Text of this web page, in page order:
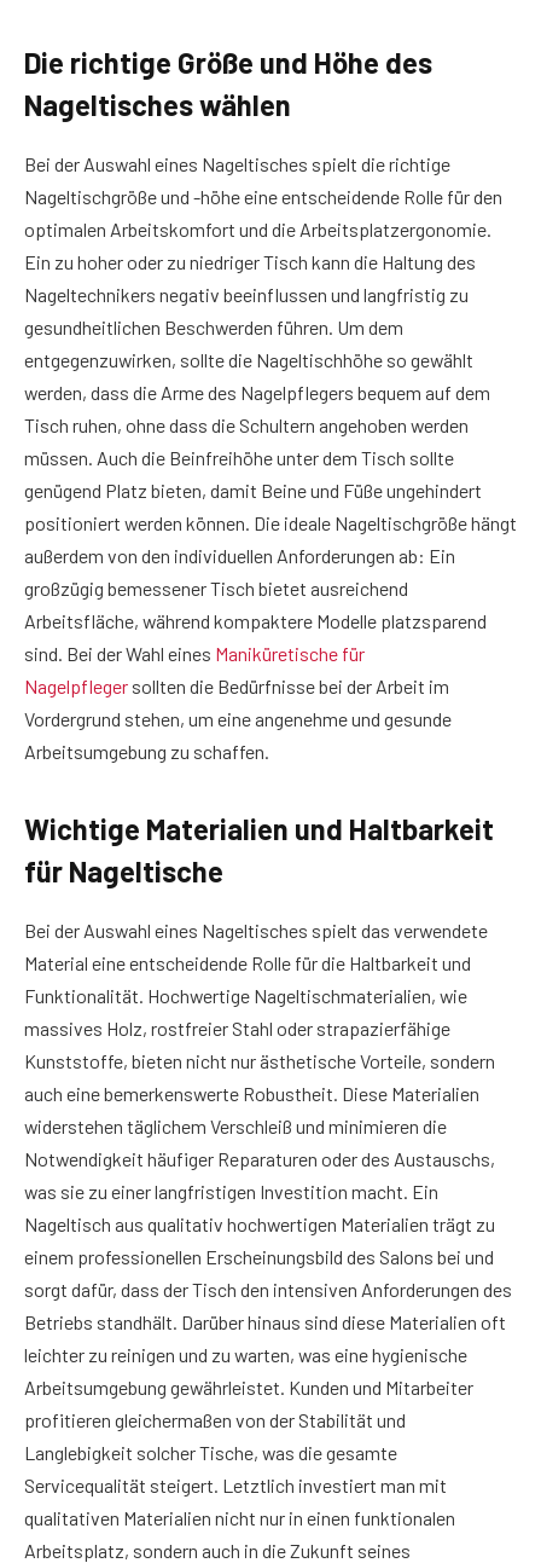
Die richtige Größe und Höhe des
Nageltisches wählen
Bei der Auswahl eines Nageltisches spielt die richtige
Nageltischgröße und -höhe eine entscheidende Rolle für den
optimalen Arbeitskomfort und die Arbeitsplatzergonomie.
Ein zu hoher oder zu niedriger Tisch kann die Haltung des
Nageltechnikers negativ beeinflussen und langfristig zu
gesundheitlichen Beschwerden führen. Um dem
entgegenzuwirken, sollte die Nageltischhöhe so gewählt
werden, dass die Arme des Nagelpflegers bequem auf dem
Tisch ruhen, ohne dass die Schultern angehoben werden
müssen. Auch die Beinfreihöhe unter dem Tisch sollte
genügend Platz bieten, damit Beine und Füße ungehindert
positioniert werden können. Die ideale Nageltischgröße hängt
außerdem von den individuellen Anforderungen ab: Ein
großzügig bemessener Tisch bietet ausreichend
Arbeitsfläche, während kompaktere Modelle platzsparend
sind. Bei der Wahl eines Maniküretische für
Nagelpfleger sollten die Bedürfnisse bei der Arbeit im
Vordergrund stehen, um eine angenehme und gesunde
Arbeitsumgebung zu schaffen.
Wichtige Materialien und Haltbarkeit
für Nageltische
Bei der Auswahl eines Nageltisches spielt das verwendete
Material eine entscheidende Rolle für die Haltbarkeit und
Funktionalität. Hochwertige Nageltischmaterialien, wie
massives Holz, rostfreier Stahl oder strapazierfähige
Kunststoffe, bieten nicht nur ästhetische Vorteile, sondern
auch eine bemerkenswerte Robustheit. Diese Materialien
widerstehen täglichem Verschleiß und minimieren die
Notwendigkeit häufiger Reparaturen oder des Austauschs,
was sie zu einer langfristigen Investition macht. Ein
Nageltisch aus qualitativ hochwertigen Materialien trägt zu
einem professionellen Erscheinungsbild des Salons bei und
sorgt dafür, dass der Tisch den intensiven Anforderungen des
Betriebs standhält. Darüber hinaus sind diese Materialien oft
leichter zu reinigen und zu warten, was eine hygienische
Arbeitsumgebung gewährleistet. Kunden und Mitarbeiter
profitieren gleichermaßen von der Stabilität und
Langlebigkeit solcher Tische, was die gesamte
Servicequalität steigert. Letztlich investiert man mit
qualitativen Materialien nicht nur in einen funktionalen
Arbeitsplatz, sondern auch in die Zukunft seines